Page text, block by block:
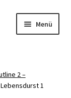
Menü
2 –
1